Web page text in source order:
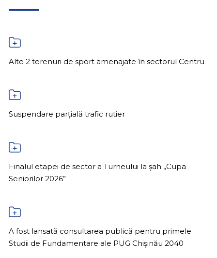
Alte 2 terenuri de sport amenajate în sectorul Centru
Suspendare parțială trafic rutier
Finalul etapei de sector a Turneului la șah „Cupa
Seniorilor 2026”
A fost lansată consultarea publică pentru primele
Studii de Fundamentare ale PUG Chișinău 2040